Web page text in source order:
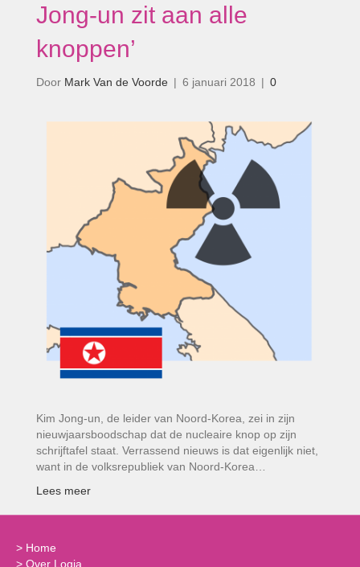
Jong-un zit aan alle
knoppen’
Door Mark Van de Voorde | 6 januari 2018 | 0
Kim Jong-un, de leider van Noord-Korea, zei in zijn
nieuwjaarsboodschap dat de nucleaire knop op zijn
schrijftafel staat. Verrassend nieuws is dat eigenlijk niet,
want in de volksrepubliek van Noord-Korea…
Lees meer
> Home
> Over Logia